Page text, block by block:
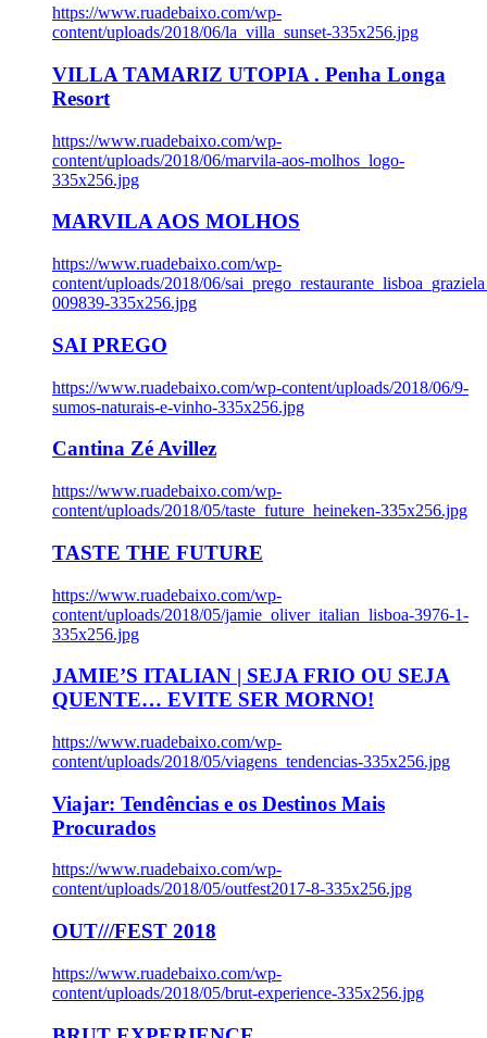
https://www.ruadebaixo.com/wp-
content/uploads/2018/06/la_villa_sunset-335x256.jpg
VILLA TAMARIZ UTOPIA . Penha Longa
Resort
https://www.ruadebaixo.com/wp-
content/uploads/2018/06/marvila-aos-molhos_logo-
335x256.jpg
MARVILA AOS MOLHOS
https://www.ruadebaixo.com/wp-
content/uploads/2018/06/
009839-335x256.jpg
SAI PREGO
https://www.ruadebaixo.com/wp-content/uploads/2018/06/9-
sumos-naturais-e-vinho-335x256.jpg
Cantina Zé Avillez
https://www.ruadebaixo.com/wp-
content/uploads/2018/05/taste_future_heineken-335x256.jpg
TASTE THE FUTURE
https://www.ruadebaixo.com/wp-
content/uploads/2018/05/jamie_oliver_italian_lisboa-3976-1-
335x256.jpg
JAMIE’S ITALIAN | SEJA FRIO OU SEJA
QUENTE… EVITE SER MORNO!
https://www.ruadebaixo.com/wp-
content/uploads/2018/05/viagens_tendencias-335x256.jpg
Viajar: Tendências e os Destinos Mais
Procurados
https://www.ruadebaixo.com/wp-
content/uploads/2018/05/outfest2017-8-335x256.jpg
OUT///FEST 2018
https://www.ruadebaixo.com/wp-
content/uploads/2018/05/brut-experience-335x256.jpg